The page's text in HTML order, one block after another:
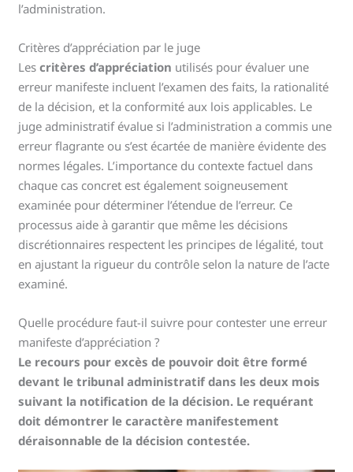
l’administration.
Critères d’appréciation par le juge
Lescritères d’appréciation utilisés pour évaluer une
erreur manifeste incluent l’examen des faits, la rationalité
de la décision, et la conformité aux lois applicables. Le
juge administratif évalue si l’administration a commis une
erreur flagrante ou s’est écartée de manière évidente des
normes légales. L’importance du contexte factuel dans
chaque cas concret est également soigneusement
examinée pour déterminer l’étendue de l’erreur. Ce
processus aide à garantir que même les décisions
discrétionnaires respectent les principes de légalité, tout
en ajustant la rigueur du contrôle selon la nature de l’acte
examiné.
Quelle procédure faut-il suivre pour contester une erreur
manifeste d’appréciation ?
Le recours pour excès de pouvoir doit être formé
devant le tribunal administratif dans les deux mois
suivant la notification de la décision. Le requérant
doit démontrer le caractère manifestement
déraisonnable de la décision contestée.